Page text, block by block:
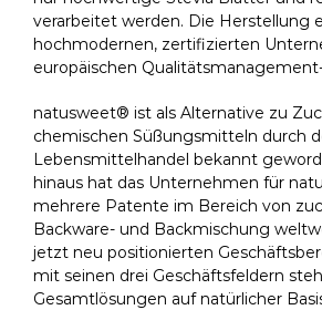
verarbeitet werden. Die Herstellung
hochmodernen, zertifizierten
europäischen
natusweet® ist als Alternative zu
chemischen Süßungsmitteln durch
Lebensmittelhandel bekannt
hinaus hat das Unternehmen für
mehrere Patente im Bereich von
Backware- und Backmischung
jetzt neu positionierten
mit seinen drei Geschäftsfeldern
Gesamtlösungen auf natürlicher